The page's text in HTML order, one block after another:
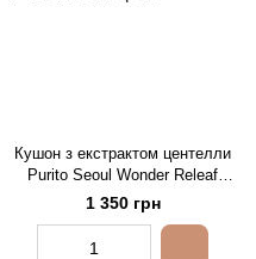
Кушон з екстрактом центелли
Purito Seoul Wonder Releaf
Centella BB Cushion #13 Neutral
Ivory, 15 г + 15 г
1 350 грн